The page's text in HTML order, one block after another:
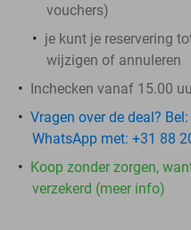
vouchers)
je kunt je reservering
wijzigen of annuleren
Inchecken vanaf 15.00
Vragen over de deal?
WhatsApp met: +31 88
Koop zonder zorgen,
verzekerd (meer info)